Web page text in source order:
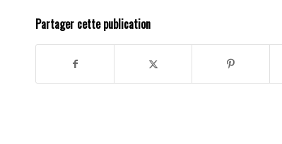
Partager cette publication